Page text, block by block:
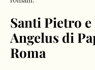
Santi Pietro e
Angelus di
Roma